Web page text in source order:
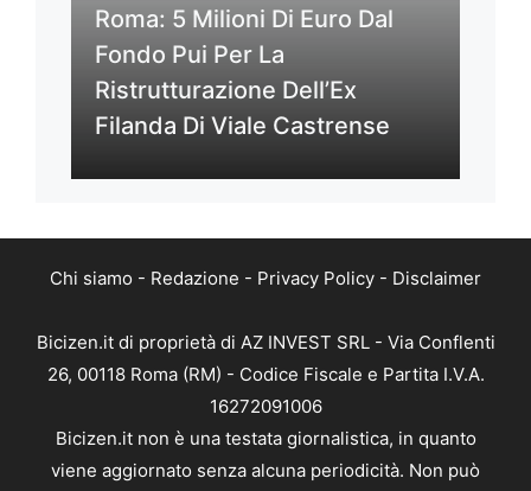
Roma: 5 Milioni Di Euro Dal
Fondo Pui Per La
Ristrutturazione Dell’Ex
Filanda Di Viale Castrense
Chi siamo - Redazione - Privacy Policy - Disclaimer
Bicizen.it di proprietà di AZ INVEST SRL - Via Conflenti
26, 00118 Roma (RM) - Codice Fiscale e Partita I.V.A.
16272091006
Bicizen.it non è una testata giornalistica, in quanto
viene aggiornato senza alcuna periodicità. Non può